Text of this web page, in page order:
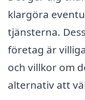
klargöra
tjänsterna.
företag är
och villkor om
alternativ att